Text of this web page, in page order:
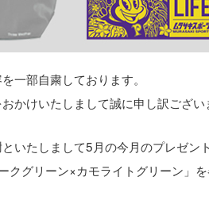
一部自粛しております。
かけいたしまして誠に申し訳ござい
いたしまして5月の今月のプレゼン
クグリーン×カモライトグリーン」